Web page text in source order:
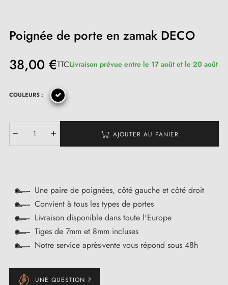
Poignée de porte en zamak DECO
38,00 €TTCLivraison prévue entre le 17 août et le 20 août
COULEURS :
AJOUTER AU PANIER
Une paire de poignées, côté gauche et côté droit
Convient à tous les types de portes
Livraison disponible dans toute l'Europe
Tiges de 7mm et 8mm incluses
Notre service après-vente vous répond sous 48h
UNE QUESTION ?